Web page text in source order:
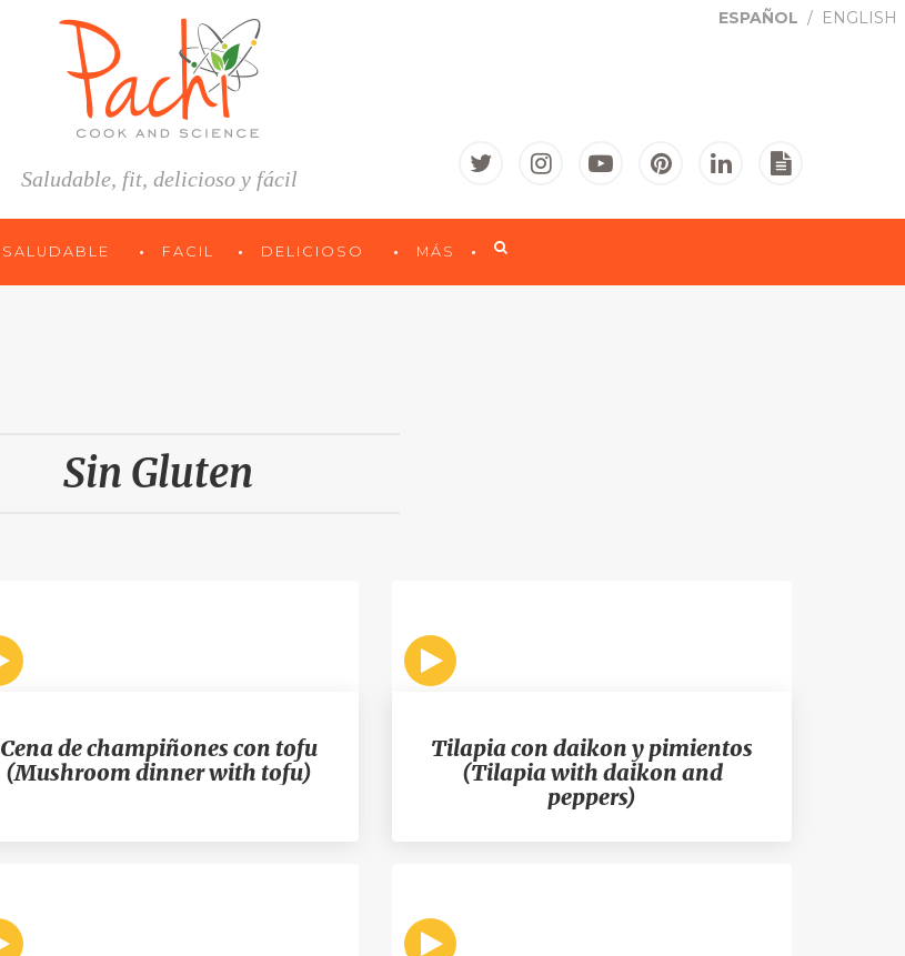
ESPAÑOL ENGLISH
Saludable, fit, delicioso y fácil
SALUDABLE FACIL DELICIOSO MÁS 
Sin Gluten
Cena de champiñones con tofu
(Mushroom dinner with tofu)
Tilapia con daikon y pimientos
(Tilapia with daikon and
peppers)